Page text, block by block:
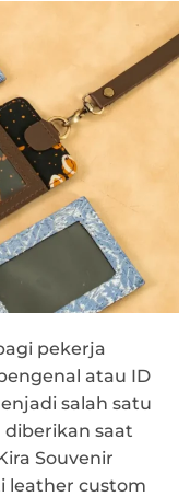
pekerja
atau ID
salah satu
saat
Souvenir
leather custom